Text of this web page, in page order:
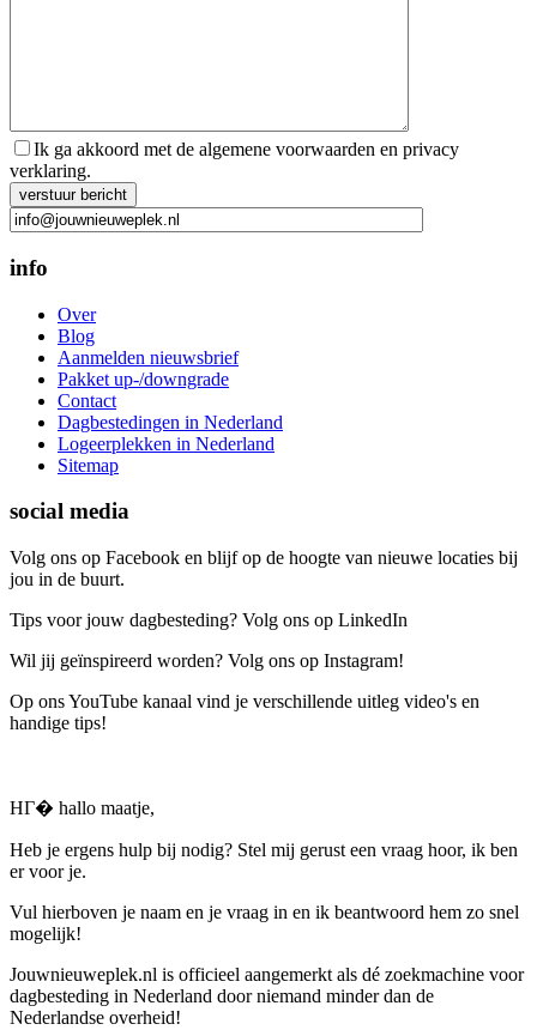
Ik ga akkoord met de algemene voorwaarden en privacy
verklaring.
Gelieve dit veld leeg te laten.
info
Over
Blog
Aanmelden nieuwsbrief
Pakket up-/downgrade
Contact
Dagbestedingen in Nederland
Logeerplekken in Nederland
Sitemap
social media
Volg ons op Facebook en blijf op de hoogte van nieuwe locaties bij
jou in de buurt.
Tips voor jouw dagbesteding? Volg ons op LinkedIn
Wil jij geïnspireerd worden? Volg ons op Instagram!
Op ons YouTube kanaal vind je verschillende uitleg video's en
handige tips!
HГ� hallo maatje,
Heb je ergens hulp bij nodig? Stel mij gerust een vraag hoor, ik ben
er voor je.
Vul hierboven je naam en je vraag in en ik beantwoord hem zo snel
mogelijk!
Jouwnieuweplek.nl is officieel aangemerkt als dé zoekmachine voor
dagbesteding in Nederland door niemand minder dan de
Nederlandse overheid!